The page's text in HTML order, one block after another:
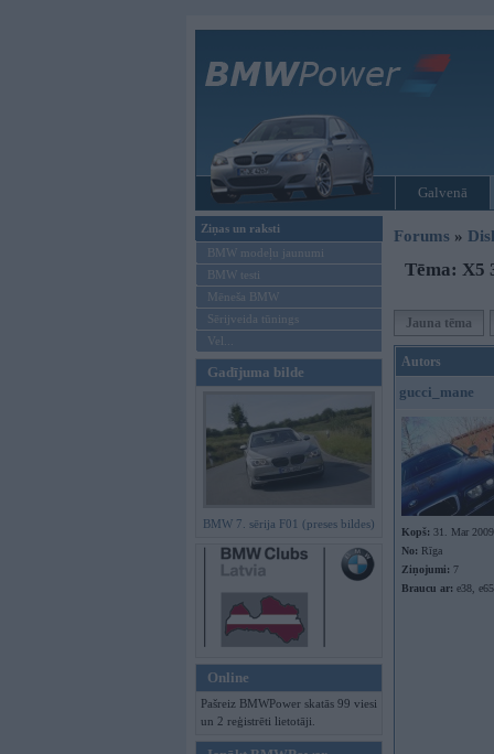
Galvenā
Ziņas un raksti
BMW modeļu jaunumi
BMW testi
Mēneša BMW
Sērijveida tūnings
Vel...
Gadījuma bilde
BMW 7. sērija F01 (preses bildes)
Online
Pašreiz BMWPower skatās 99 viesi
un 2 reģistrēti lietotāji.
Forums »
Tēma: X5
Jauna tēma
Autors
gucci_mane
Kopš: 31. Mar 2009
No: Rīga
Ziņojumi: 7
Braucu ar: e38,